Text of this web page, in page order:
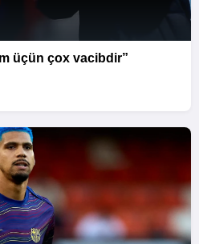
üçün çox vacibdir”